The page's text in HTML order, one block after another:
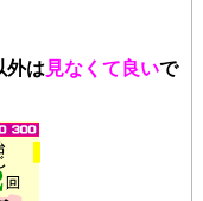
外は見なくて良いで